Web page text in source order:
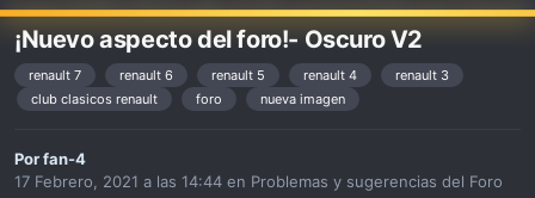
¡Nuevo aspecto del foro!- Oscuro V2
renault 7 renault 6 renault 5 renault 4
renault 3
club clasicos renault
foro nueva imagen
Porfan-4
17 Febrero, 2021 a las 14:44 en Problemas y sugerencias del Foro